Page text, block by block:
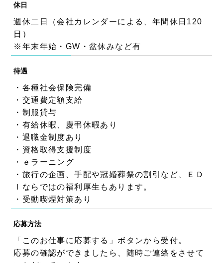
休日
週休二日（会社カレンダーによる、年間休日120
日）
※年末年始・GW・盆休みなど有
待遇
・各種社会保険完備
・交通費定額支給
・制服貸与
・有給休暇、慶弔休暇あり
・退職金制度あり
・資格取得支援制度
・ｅラーニング
・旅行の企画、手配や冠婚葬祭の割引など、ＥＤ
Ｉならではの福利厚生もあります。
・受動喫煙対策あり
応募方法
「このお仕事に応募する」ボタンから受付。
応募の確認ができましたら、随時ご連絡をさせて